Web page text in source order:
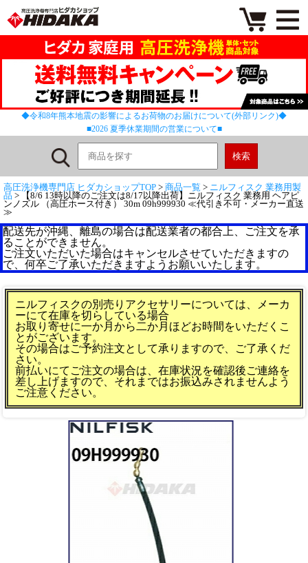
◆令和8年熊本地震の影響によるお荷物のお届けについて(外部リンク)◆
■2026 夏季休業期間の営業について■
高圧洗浄機専門店 ヒダカショップTOP > 商品一覧 > ニルフィスク 業務用製
品 > 【8/6 13時以降のご注文は8/17以降出荷】ニルフィスク 業務用 ヘアピ
ンノズル （高圧ホース付き） 30m 09h999930 ≪代引き不可・メーカー直送
≫
配送先が沖縄、離島の場合は配送業者の都合上、ご注文を承
ることができません。
ご注文いただいた場合はキャンセルさせていただきますの
で、何卒ご了承いただきますようお願いいたします。
ニルフィスクの別売りアクセサリーについては、メーカ
ーにて在庫を切らしている場合
お取り寄せに一か月から二か月ほどお時間をいただくこ
とがございます。
その場合はご予約注文として承りますので、ご了承くだ
さい。
前払いにてご注文の場合は、在庫状況を確認後ご連絡を
差し上げますので、それまではお振込みされませんよう
ご注意ください。